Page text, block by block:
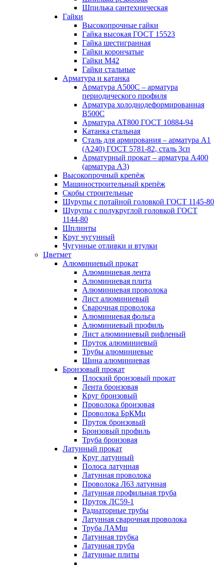
Шпилька сантехническая
Гайки
Высокопрочные гайки
Гайка высокая ГОСТ 15523
Гайка шестигранная
Гайки корончатые
Гайки М42
Гайки стальные
Арматура и катанка
Арматура А500С – арматура
периодического профиля
Арматура холоднодеформированная
В500С
Арматура АТ800 ГОСТ 10884-94
Катанка стальная
Сталь для армирования – арматура А1
(А240) ГОСТ 5781-82, сталь 3сп
Арматурный прокат – арматура А400
(арматура А3)
Высокопрочный крепёж
Машиностроительный крепёж
Скобы строительные
Шурупы с потайной головкой ГОСТ 1145-80
Шурупы с полукруглой головкой ГОСТ
1144-80
Шплинты
Круг чугунный
Чугунные отливки и втулки
Цветмет
Алюминиевый прокат
Алюминиевая лента
Алюминиевая плита
Алюминиевая проволока
Лист алюминиевый
Сварочная проволока
Алюминиевая фольга
Алюминиевый профиль
Лист алюминиевый рифленый
Пруток алюминиевый
Трубы алюминиевые
Шина алюминиевая
Бронзовый прокат
Плоский бронзовый прокат
Лента бронзовая
Круг бронзовый
Проволока бронзовая
Проволока БрКМц
Пруток бронзовый
Бронзовый профиль
Труба бронзовая
Латунный прокат
Круг латунный
Полоса латунная
Латунная проволока
Проволока Л63 латунная
Латунная профильная труба
Пруток ЛС59-1
Радиаторные трубы
Латунная сварочная проволока
Труба ЛАМш
Латунная трубка
Латунная труба
Латунные плиты